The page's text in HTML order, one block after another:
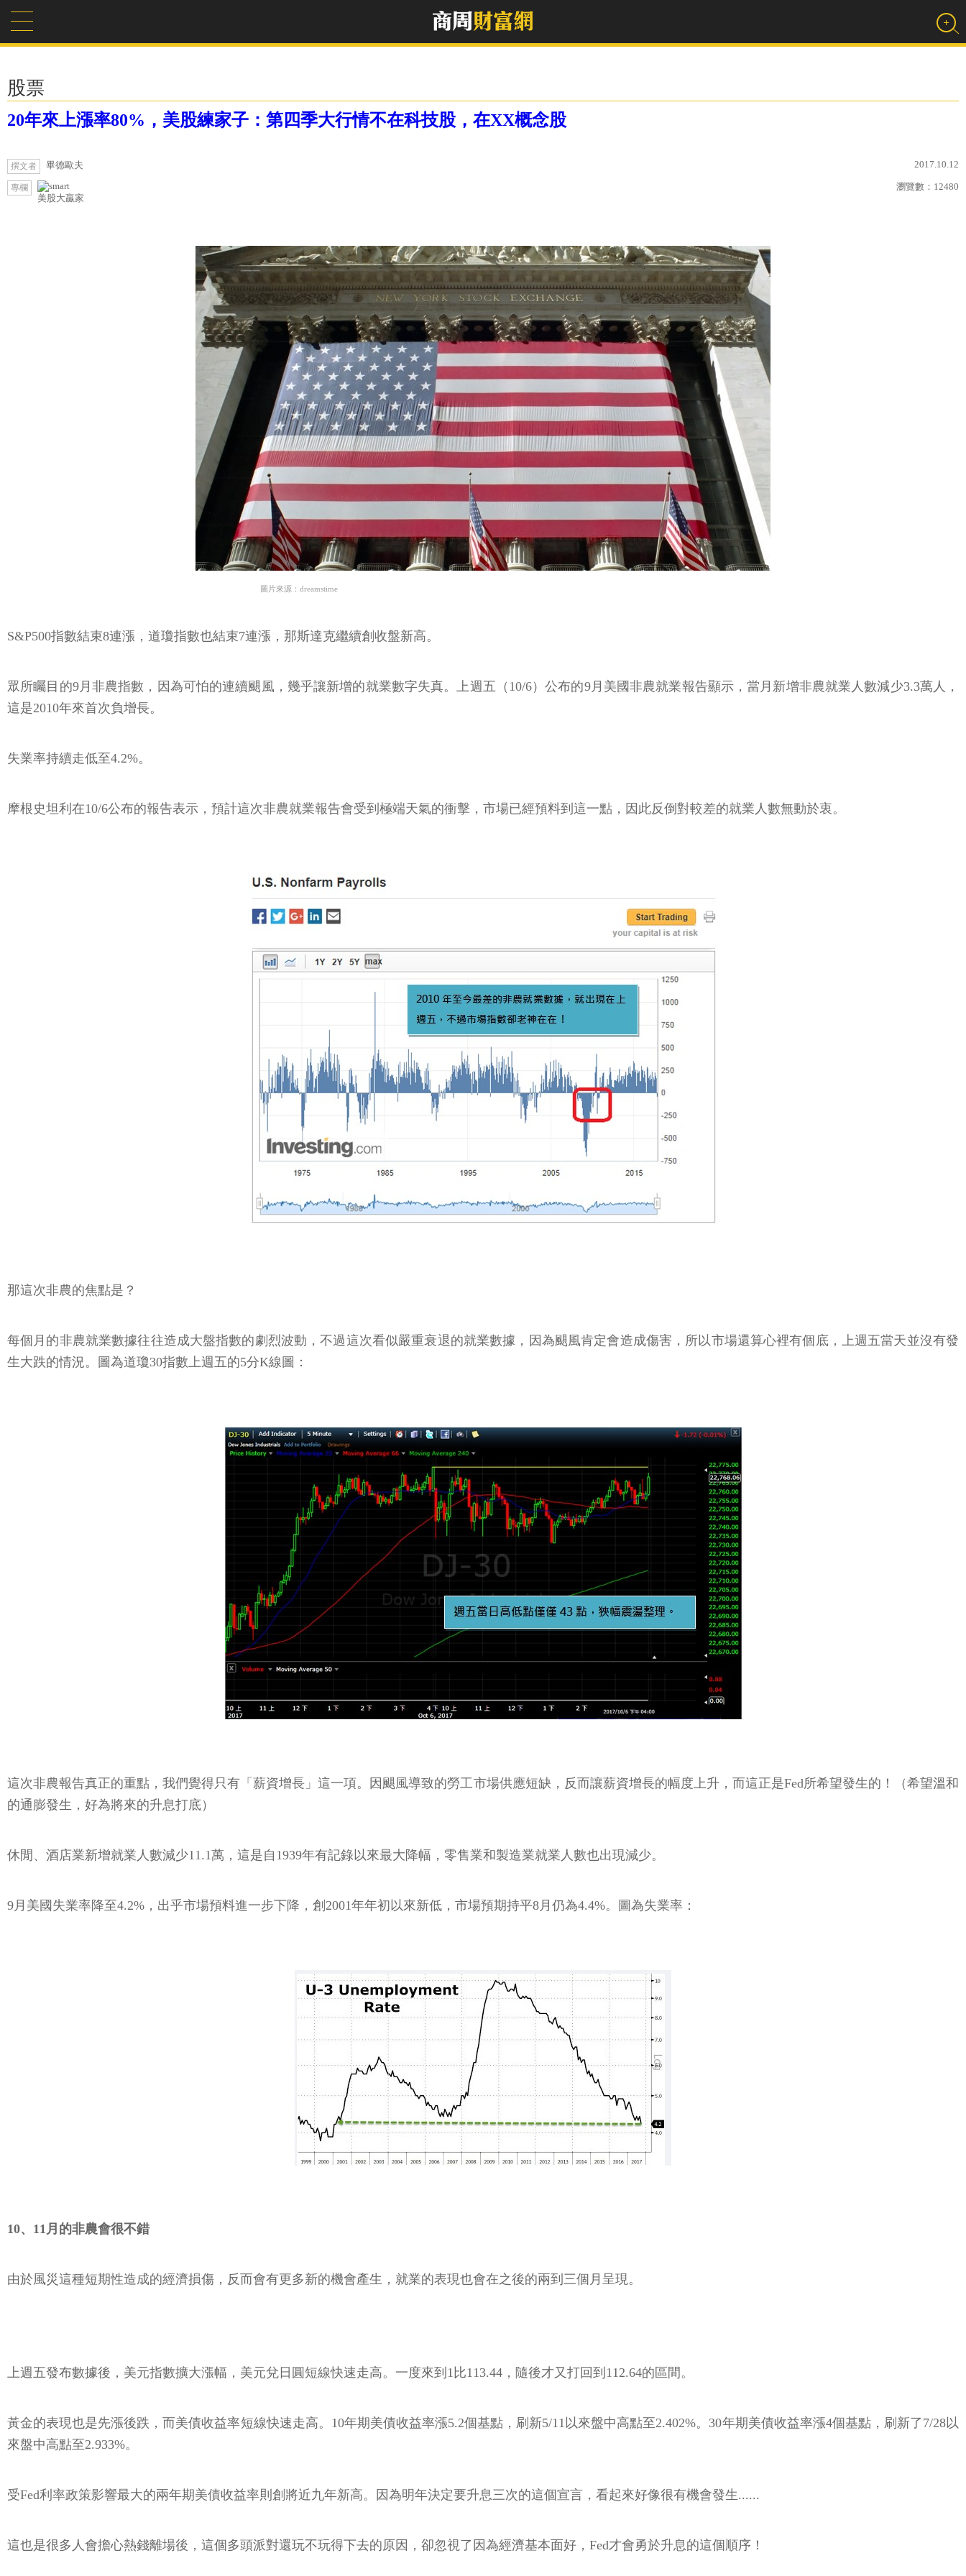
股票
20年來上漲率80%，美股練家子：第四季大行情不在科技股，在XX概念股
撰文者 畢德歐夫 2017.10.12
專欄
美股大贏家
瀏覽數： 12480
圖片來源：dreamstime
S&P500指數結束8連漲，道瓊指數也結束7連漲，那斯達克繼續創收盤新高。
眾所矚目的9月非農指數，因為可怕的連續颶風，幾乎讓新增的就業數字失真。上週五（10/6）公布的9月美國非農就業報告顯示，當月新增非農就業人數減少3.3萬人，
這是2010年來首次負增長。
失業率持續走低至4.2%。
摩根史坦利在10/6公布的報告表示，預計這次非農就業報告會受到極端天氣的衝擊，市場已經預料到這一點，因此反倒對較差的就業人數無動於衷。
那這次非農的焦點是？
每個月的非農就業數據往往造成大盤指數的劇烈波動，不過這次看似嚴重衰退的就業數據，因為颶風肯定會造成傷害，所以市場還算心裡有個底，上週五當天並沒有發
生大跌的情況。圖為道瓊30指數上週五的5分K線圖：
這次非農報告真正的重點，我們覺得只有「薪資增長」這一項。因颶風導致的勞工市場供應短缺，反而讓薪資增長的幅度上升，而這正是Fed所希望發生的！（希望溫和
的通膨發生，好為將來的升息打底）
休閒、酒店業新增就業人數減少11.1萬，這是自1939年有記錄以來最大降幅，零售業和製造業就業人數也出現減少。
9月美國失業率降至4.2%，出乎市場預料進一步下降，創2001年年初以來新低，市場預期持平8月仍為4.4%。圖為失業率：
10、11月的非農會很不錯
由於風災這種短期性造成的經濟損傷，反而會有更多新的機會產生，就業的表現也會在之後的兩到三個月呈現。
上週五發布數據後，美元指數擴大漲幅，美元兌日圓短線快速走高。一度來到1比113.44，隨後才又打回到112.64的區間。
黃金的表現也是先漲後跌，而美債收益率短線快速走高。10年期美債收益率漲5.2個基點，刷新5/11以來盤中高點至2.402%。30年期美債收益率漲4個基點，刷新了7/28以
來盤中高點至2.933%。
受Fed利率政策影響最大的兩年期美債收益率則創將近九年新高。因為明年決定要升息三次的這個宣言，看起來好像很有機會發生......
這也是很多人會擔心熱錢離場後，這個多頭派對還玩不玩得下去的原因，卻忽視了因為經濟基本面好，Fed才會勇於升息的這個順序！